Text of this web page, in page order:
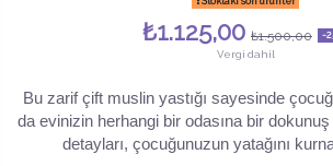
₺1.125,00 ₺1.500,00 -
Vergi dahil
Bu zarif çift muslin yastığı sayesinde
da evinizin herhangi bir odasına bir
detayları, çocuğunuzun yatağını